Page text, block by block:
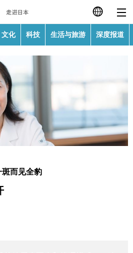
日本語
繁體字
Français
Español
文化 科技 生活与旅游 深度报道
斑而见全豹